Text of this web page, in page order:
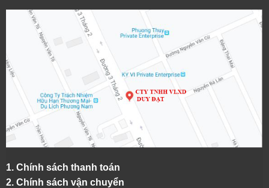
1. Chính sách thanh toán
2. Chính sách vận chuyển